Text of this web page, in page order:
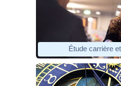
Étude carrière